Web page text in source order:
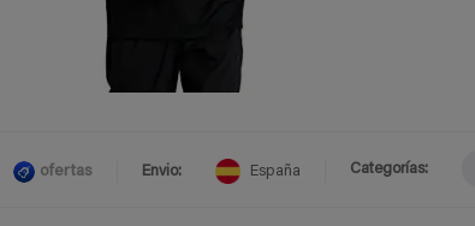
ofertas Envio: España Categorías: